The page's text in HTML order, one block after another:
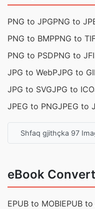
PNG to JPGPNG to
PNG to BMPPNG to
PNG to PSDPNG to
JPG to WebPJPG to
JPG to SVGJPG to ICO
JPEG to PNGJPEG to
Shfaq gjithçka 97
eBook
EPUB to MOBIEPUB